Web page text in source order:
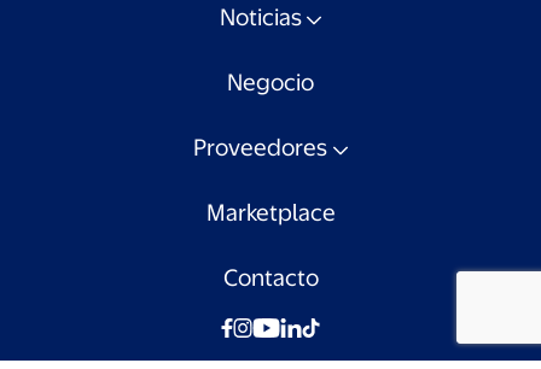
Noticias
Negocio
Proveedores
Marketplace
Contacto